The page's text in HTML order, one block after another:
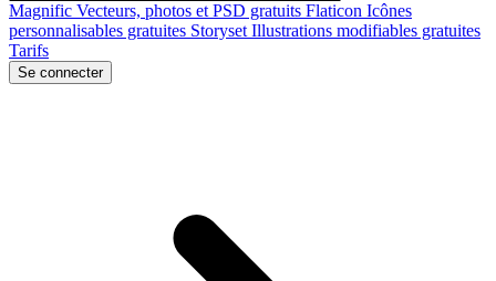
Magnific Vecteurs, photos et PSD gratuits Flaticon Icônes
personnalisables gratuites Storyset Illustrations modifiables gratuites
Tarifs
Se connecter